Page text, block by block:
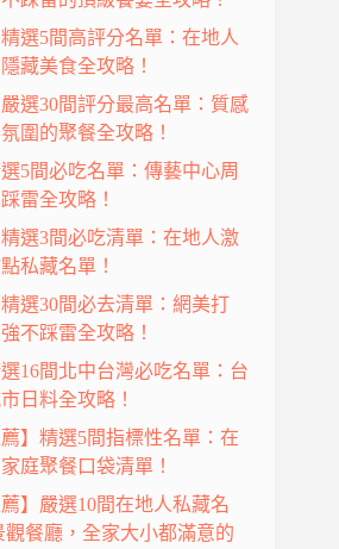
選5間高評分名單：在地人
藏美食全攻略！
選30間評分最高名單：質感
圍的聚餐全攻略！
5間必吃名單：傳藝中心周
雷全攻略！
選3間必吃清單：在地人激
私藏名單！
選30間必去清單：網美打
不踩雷全攻略！
16間北中台灣必吃名單：台
日料全攻略！
】精選5間指標性名單：在
庭聚餐口袋清單！
】嚴選10間在地人私藏名
觀餐廳，全家大小都滿意的